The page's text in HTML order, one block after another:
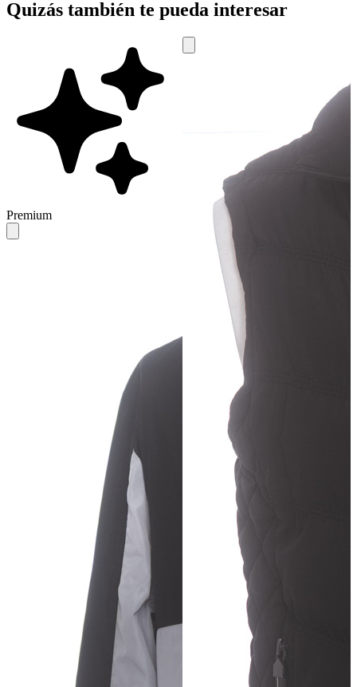
Quizás también te pueda interesar
Premium